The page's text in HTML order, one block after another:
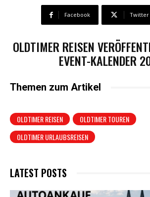
Facebook Twitter
OLDTIMER REISEN
EVENT-KALENDER
Themen zum Artikel
OLDTIMER REISEN
OLDTIMER TOUREN
OLDTIMER URLAUBSREISEN
LATEST POSTS